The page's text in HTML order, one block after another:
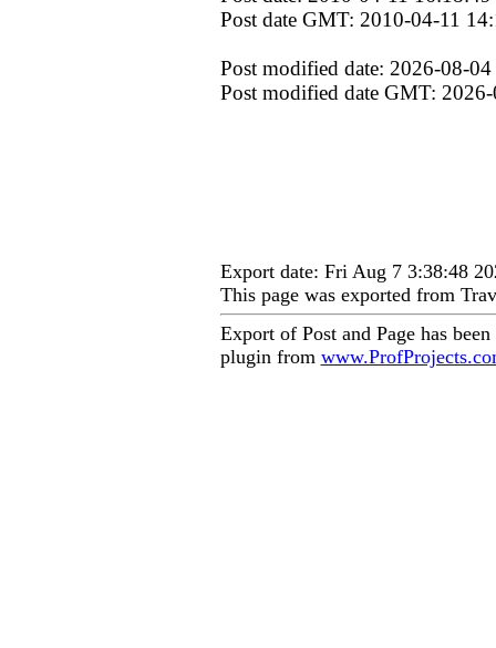
Post date GMT: 2010-04-11
Post modified date: 2026-08-
Post modified date GMT:
Export date: Fri Aug 7 3:38:48
This page was exported from
Export of Post and Page has
plugin from